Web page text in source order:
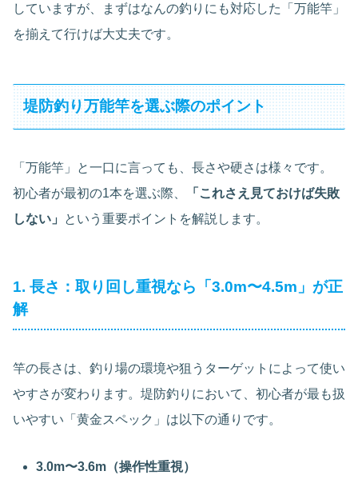
していますが、まずはなんの釣りにも対応した「万能竿」
を揃えて行けば大丈夫です。
堤防釣り万能竿を選ぶ際のポイント
「万能竿」と一口に言っても、長さや硬さは様々です。
初心者が最初の1本を選ぶ際、
「これさえ見ておけば失敗
しない」
という重要ポイントを解説します。
1. 長さ：取り回し重視なら「3.0m〜4.5m」が正
解
竿の長さは、釣り場の環境や狙うターゲットによって使い
やすさが変わります。堤防釣りにおいて、初心者が最も扱
いやすい「黄金スペック」は以下の通りです。
3.0m〜3.6m（操作性重視）